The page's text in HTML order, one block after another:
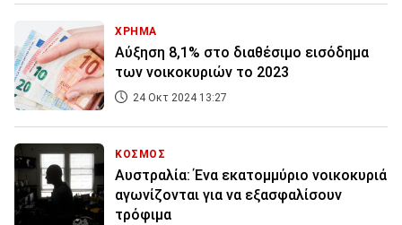
ΧΡΗΜΑ
Αύξηση 8,1% στο διαθέσιμο εισόδημα
των νοικοκυριών το 2023
24 Οκτ 2024 13:27
ΚΟΣΜΟΣ
Αυστραλία: Ένα εκατομμύριο νοικοκυριά
αγωνίζονται για να εξασφαλίσουν
τρόφιμα